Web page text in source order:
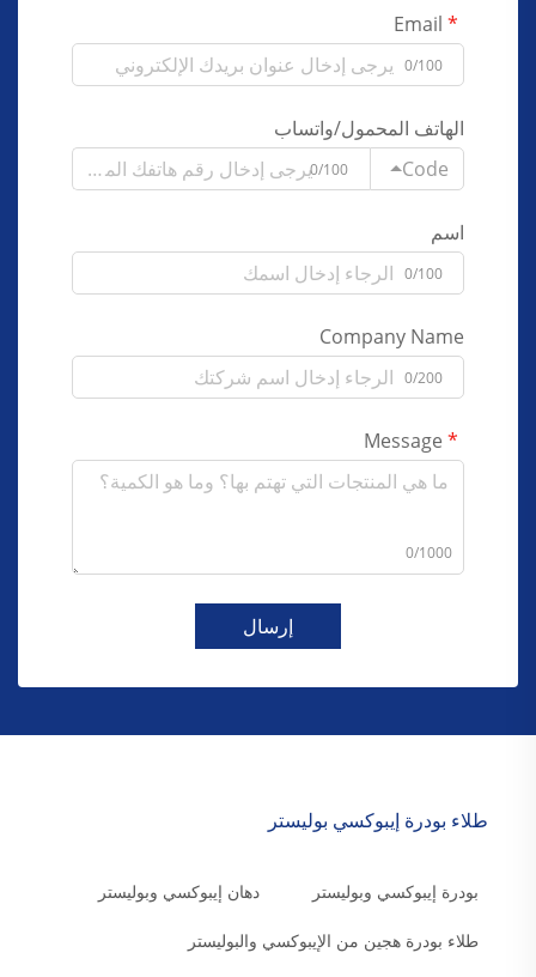
0/100
الهاتف المحمول/واتساب
Code
0/100
اسم
0/100
Company Name
0/200
0/1000
إرسال
طلاء بودرة إيبوكسي بوليستر
بودرة إيبوكسي وبوليستر دهان إيبوكسي وبوليستر
طلاء بودرة هجين من الإيبوكسي والبوليستر